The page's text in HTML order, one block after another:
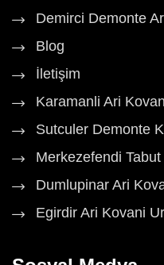
Demirci Demonte
Blog
İletişim
Karamanli Ari
Sutculer Demonte
Merkezefendi
Dumlupinar Ari
Egirdir Ari Kovani